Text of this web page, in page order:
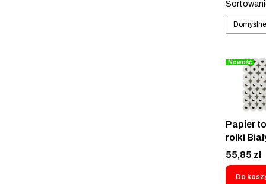
Koniec
Lista
Domyślne
Nowość
Papier
rolki
Paka
Cena
55,85 zł
Do